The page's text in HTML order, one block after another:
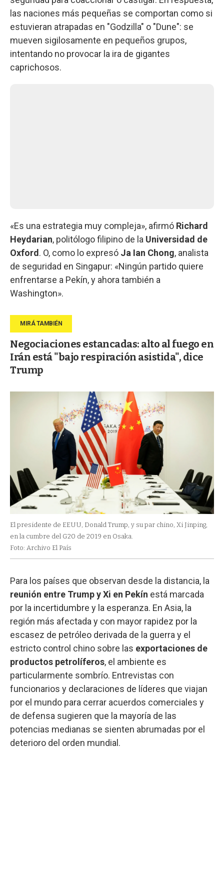
las naciones más pequeñas se comportan como si
estuvieran atrapadas en "Godzilla" o "Dune": se
mueven sigilosamente en pequeños grupos,
intentando no provocar la ira de gigantes
caprichosos.
«Es una estrategia muy compleja», afirmó Richard
Heydarian, politólogo filipino de la Universidad de
Oxford . O, como lo expresó Ja Ian Chong, analista
de seguridad en Singapur: «Ningún partido quiere
enfrentarse a Pekín, y ahora también a
Washington».
Negociaciones estancadas: alto al fuego en
Irán está "bajo respiración asistida", dice
Trump
El presidente de EEUU, Donald Trump, y su par chino, Xi Jinping,
en la cumbre del G20 de 2019 en Osaka.
Foto: Archivo El País
Para los países que observan desde la distancia, la
reunión entre Trump y Xi en Pekín está marcada
por la incertidumbre y la esperanza. En Asia, la
región más afectada y con mayor rapidez por la
escasez de petróleo derivada de la guerra y el
estricto control chino sobre las exportaciones de
productos petrolíferos, el ambiente es
particularmente sombrío. Entrevistas con
funcionarios y declaraciones de líderes que viajan
por el mundo para cerrar acuerdos comerciales y
de defensa sugieren que la mayoría de las
potencias medianas se sienten abrumadas por el
deterioro del orden mundial.